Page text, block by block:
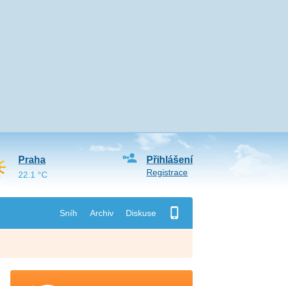
Sníh Archiv Diskuse
Přihlášení
Registrace
Praha
22.1 °C